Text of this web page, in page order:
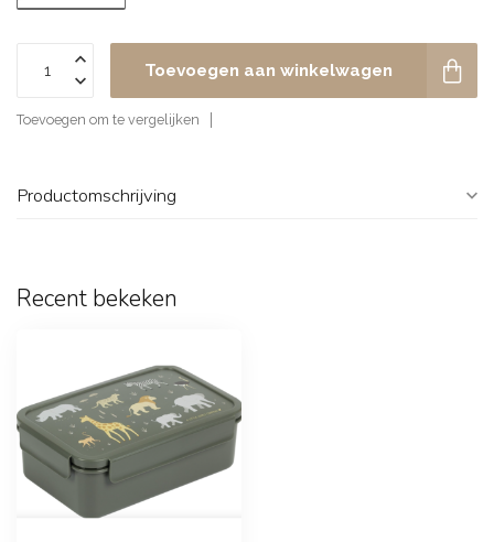
Toevoegen aan winkelwagen
Toevoegen om te vergelijken
Productomschrijving
Recent bekeken